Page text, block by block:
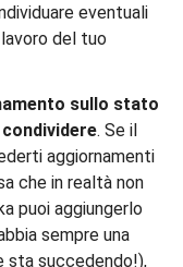
eventuali
del tuo
sullo stato
. Se il
aggiornamenti
che in realtà non
puoi aggiungerlo
sempre una
sta succedendo!),